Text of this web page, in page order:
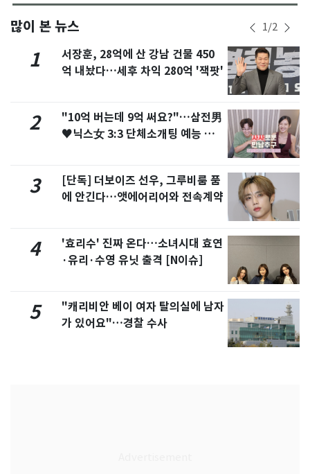
많이 본 뉴스 1/2
1
서장훈, 28억에 산 강남 건물 450
억 내놨다…세후 차익 280억 '잭팟'
2
"10억 버는데 9억 써요?"…삼전男
♥닉스女 3:3 단체소개팅 예능 화
3
[단독] 더보이즈 선우, 그루비룸 품
에 안긴다…앳에어리어와 전속계약
4
'효리수' 진짜 온다…소녀시대 효연
·유리·수영 유닛 출격 [N이슈]
5
"캐리비안 베이 여자 탈의실에 남자
가 있어요"…경찰 수사